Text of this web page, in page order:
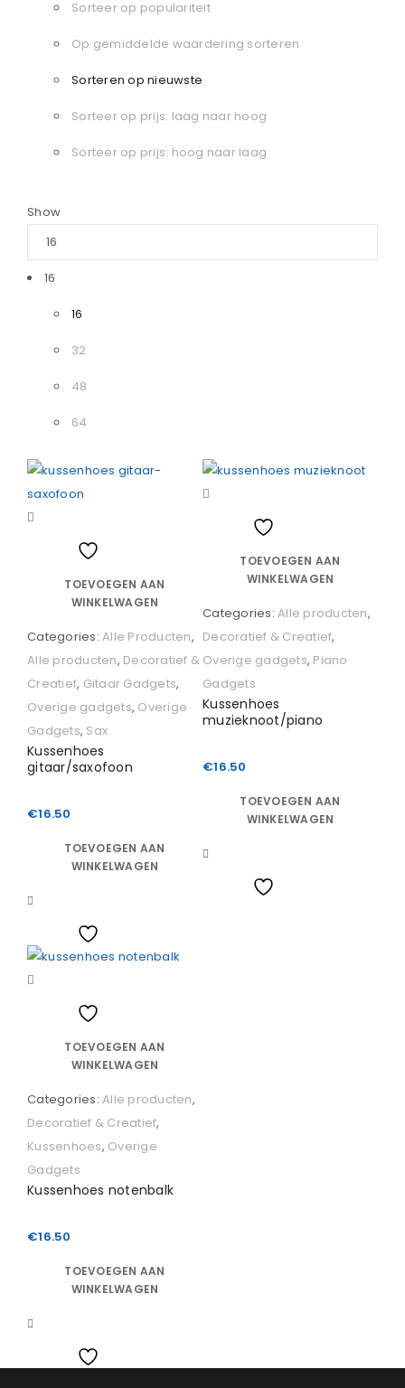
Sorteer op populariteit
Op gemiddelde waardering sorteren
Sorteren op nieuwste
Sorteer op prijs: laag naar hoog
Sorteer op prijs: hoog naar laag
Show
16
16
32
48
64
TOEVOEGEN AAN
WINKELWAGEN
Categories: Alle Producten,
Alle producten, Decoratief &
Creatief, Gitaar Gadgets,
Overige gadgets, Overige
Gadgets, Sax
Kussenhoes
gitaar/saxofoon
€16.50
TOEVOEGEN AAN
WINKELWAGEN
TOEVOEGEN AAN
WINKELWAGEN
Categories: Alle producten,
Decoratief & Creatief,
Overige gadgets, Piano
Gadgets
Kussenhoes
muzieknoot/piano
€16.50
TOEVOEGEN AAN
WINKELWAGEN
TOEVOEGEN AAN
WINKELWAGEN
Categories: Alle producten,
Decoratief & Creatief,
Kussenhoes, Overige
Gadgets
Kussenhoes notenbalk
€16.50
TOEVOEGEN AAN
WINKELWAGEN